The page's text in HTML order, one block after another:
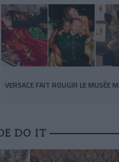
VERSACE FAIT ROUGIR LE MUSÉE
DO IT